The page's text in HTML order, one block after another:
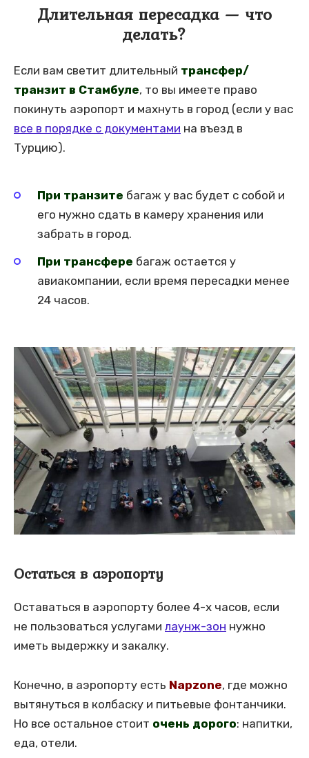
Длительная пересадка — что
делать?
Если вам светит длительный трансфер/
транзит в Стамбуле, то вы имеете право
покинуть аэропорт и махнуть в город (если у вас
все в порядке с документами на въезд в
Турцию).
При транзите багаж у вас будет с собой и
его нужно сдать в камеру хранения или
забрать в город.
При трансфере багаж остается у
авиакомпании, если время пересадки менее
24 часов.
Остаться в аэропорту
Оставаться в аэропорту более 4-х часов, если
не пользоваться услугами лаунж-зон нужно
иметь выдержку и закалку.
Конечно, в аэропорту есть Napzone, где можно
вытянуться в колбаску и питьевые фонтанчики.
Но все остальное стоит очень дорого: напитки,
еда, отели.